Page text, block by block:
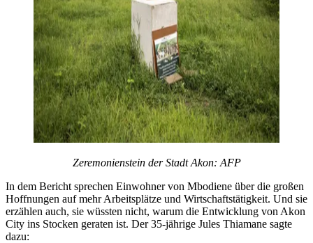
Zeremonienstein der Stadt Akon: AFP
In dem Bericht sprechen Einwohner von Mbodiene über die großen
Hoffnungen auf mehr Arbeitsplätze und Wirtschaftstätigkeit. Und sie
erzählen auch, sie wüssten nicht, warum die Entwicklung von Akon
City ins Stocken geraten ist. Der 35-jährige Jules Thiamane sagte
dazu: